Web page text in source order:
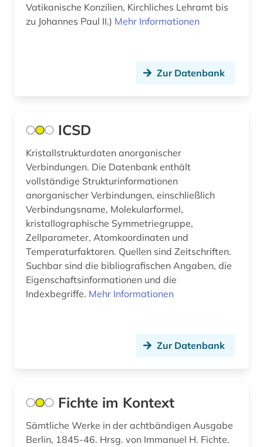
altes testament (7)
althochdeutsch (1)
altkanaanäisch (1)
altlastensanierung (1)
altlastsanierung (4)
altnordisch (3)
altokzitanisch (1)
altorientalistik (1)
altspanisch (1)
aluminiumlegierung (3)
Vatikanische Konzilien, Kirchliches Lehramt bis
zu Johannes Paul II.) Mehr Informationen
Zur Datenbank
ICSD
Kristallstrukturdaten anorganischer
Verbindungen. Die Datenbank enthält
vollständige Strukturinformationen
anorganischer Verbindungen, einschließlich
Verbindungsname, Molekularformel,
kristallographische Symmetriegruppe,
Zellparameter, Atomkoordinaten und
Temperaturfaktoren. Quellen sind Zeitschriften.
Suchbar sind die bibliografischen Angaben, die
Eigenschaftsinformationen und die
Indexbegriffe. Mehr Informationen
Zur Datenbank
Fichte im Kontext
Sämtliche Werke in der achtbändigen Ausgabe
Berlin, 1845-46. Hrsg. von Immanuel H. Fichte.